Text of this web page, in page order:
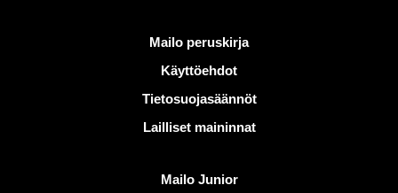
Mailo peruskirja
Käyttöehdot
Tietosuojasäännöt
Lailliset maininnat
Mailo Junior